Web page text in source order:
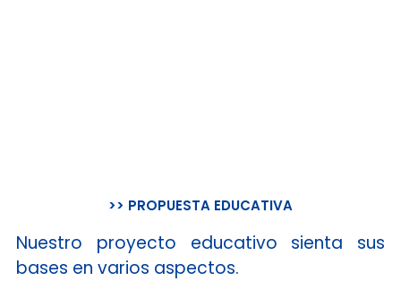
>> PROPUESTA EDUCATIVA
Nuestro proyecto educativo sienta sus
bases en varios aspectos.